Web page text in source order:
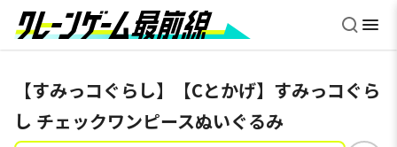
【すみっコぐらし】【Cとかげ】すみっコぐら
し チェックワンピースぬいぐるみ